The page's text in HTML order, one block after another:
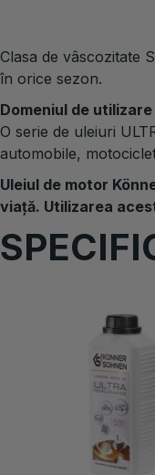
Clasa de vâscozitate
în orice sezon.
Domeniul de utilizare
O serie de uleiuri
automobile,
Uleiul de motor
viață. Utilizarea